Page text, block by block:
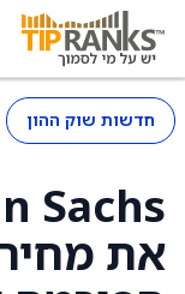
חדשות שוק ההון
את